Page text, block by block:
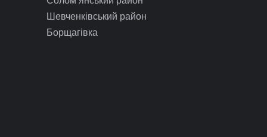
Шевченківський район
Борщагівка